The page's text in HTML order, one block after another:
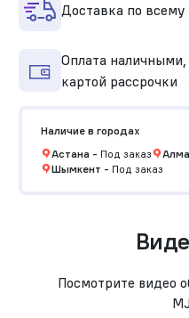
Доставка по всему
Оплата наличными,
картой рассрочки
Наличие в городах
Астана- Под заказ
Шымкент - Под заказ
Посмотрите видео